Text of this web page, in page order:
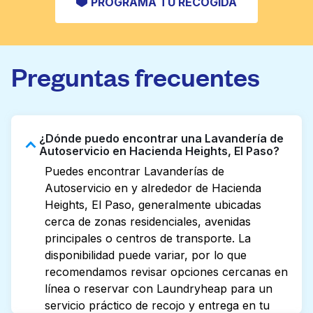
Preguntas frecuentes
¿Dónde puedo encontrar una Lavandería de
Autoservicio en Hacienda Heights, El Paso?
Puedes encontrar Lavanderías de
Autoservicio en y alrededor de Hacienda
Heights, El Paso, generalmente ubicadas
cerca de zonas residenciales, avenidas
principales o centros de transporte. La
disponibilidad puede variar, por lo que
recomendamos revisar opciones cercanas en
línea o reservar con Laundryheap para un
servicio práctico de recojo y entrega en tu